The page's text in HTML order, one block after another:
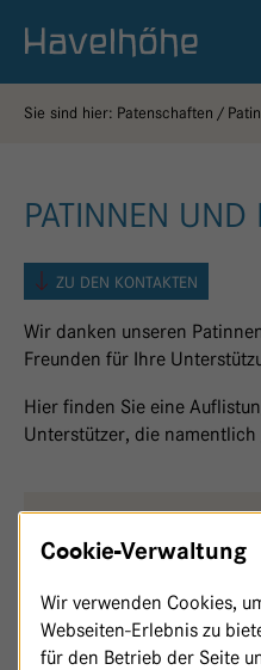
Sie sind hier: Patenschaften
PATINNEN UND
ZU DEN KONTAKTEN
Wir danken unseren
Freunden für Ihre
Hier finden Sie eine
Unterstützer, die
Cookie-Verwaltung
Wir verwenden Cookies,
Webseiten-Erlebnis zu
für den Betrieb der Seite